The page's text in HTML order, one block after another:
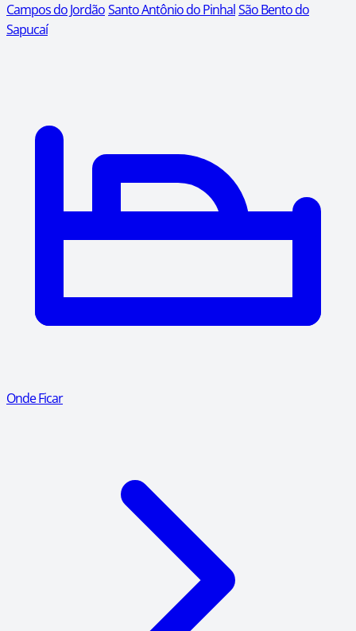
Campos do JordãoSanto Antônio do PinhalSão Bento do
Sapucaí
Onde Ficar